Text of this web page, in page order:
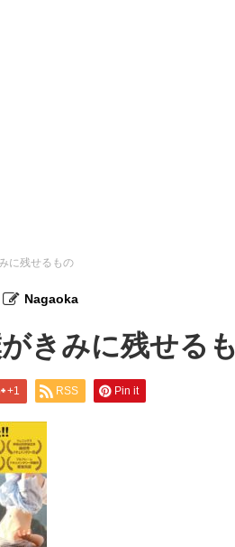
に残せるもの
Nagaoka
きみに残せる
+1 RSS Pin it